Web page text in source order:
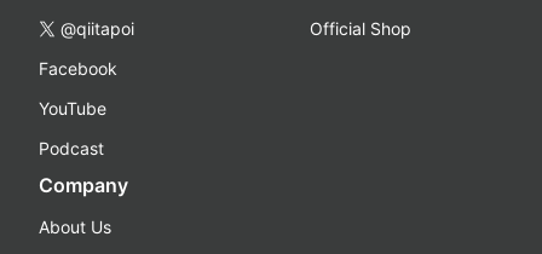
@qiitapoi
Facebook
YouTube
Podcast
Official Shop
Company
About Us